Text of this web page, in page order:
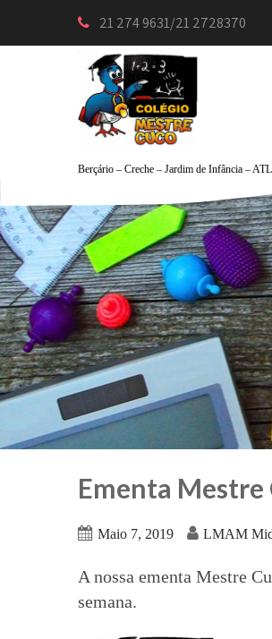
21 274 9631/21 2728370
Berçário – Creche – Jardim de Infância –
Ementa Mestre
Maio 7, 2019 LMAM
A nossa ementa Mestre
semana.